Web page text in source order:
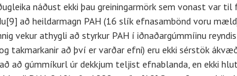
náðust ekki þau greiningarmörk sem vonast var
að heildarmagn PAH (16 slík efnasambönd voru
vekur athygli að styrkur PAH í iðnaðargúmmíinu
takmarkanir að því er varðar efni) eru ekki sérstök
að gúmmíkurl úr dekkjum teljist efnablanda, en ekki